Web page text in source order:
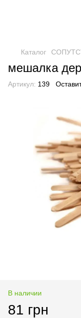
Каталог
мешалка
Артикул: 139
В наличии
81 грн